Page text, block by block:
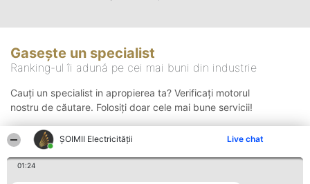
ȘOIMII Electricității Live chat
01:24
Gasește un specialist
Ranking-ul îi adună pe cei mai buni din industrie
Cauți un specialist in apropierea ta? Verificați motorul
nostru de căutare. Folosiți doar cele mai bune servicii!